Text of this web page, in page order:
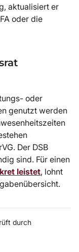
aktualisiert er
oder die
oder
genutzt werden
Der DSB
sind. Für einen
leistet, lohnt
durch